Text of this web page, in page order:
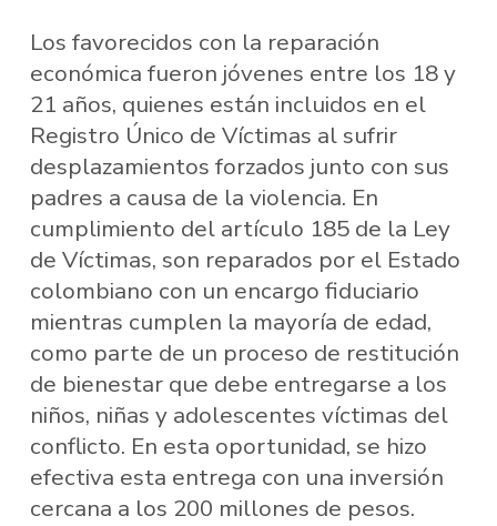
Los favorecidos con la reparación
económica fueron jóvenes entre los 18 y
21 años, quienes están incluidos en el
Registro Único de Víctimas al sufrir
desplazamientos forzados junto con sus
padres a causa de la violencia. En
cumplimiento del artículo 185 de la Ley
de Víctimas, son reparados por el Estado
colombiano con un encargo fiduciario
mientras cumplen la mayoría de edad,
como parte de un proceso de restitución
de bienestar que debe entregarse a los
niños, niñas y adolescentes víctimas del
conflicto. En esta oportunidad, se hizo
efectiva esta entrega con una inversión
cercana a los 200 millones de pesos.